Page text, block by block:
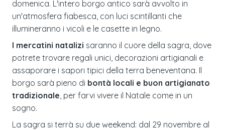
domenica. L'intero borgo antico sarà avvolto in
un'atmosfera fiabesca, con luci scintillanti che
illumineranno i vicoli e le casette in legno.
I mercatini natalizi saranno il cuore della sagra, dove
potrete trovare regali unici, decorazioni artigianali e
assaporare i sapori tipici della terra beneventana. Il
borgo sarà pieno di bontà locali e buon artigianato
tradizionale , per farvi vivere il Natale come in un
sogno.
La sagra si terrà su due weekend: dal 29 novembre al